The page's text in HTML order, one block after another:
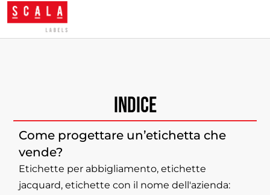
Indice
Come progettare un’etichetta che
vende?
Etichette per abbigliamento, etichette
jacquard, etichette con il nome dell'azienda: